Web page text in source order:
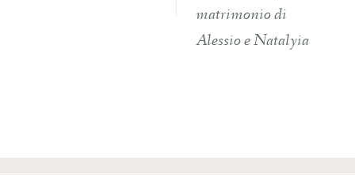
matrimonio di
Alessio e Natalyia